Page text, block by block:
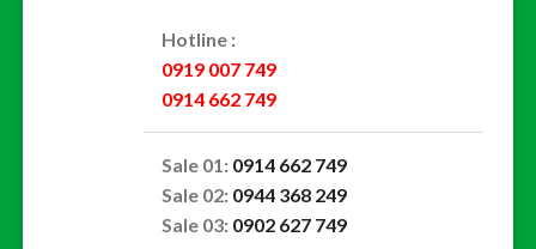
Hotline :
0919 007 749
0914 662 749
Sale 01: 0914 662 749
Sale 02: 0944 368 249
Sale 03: 0902 627 749